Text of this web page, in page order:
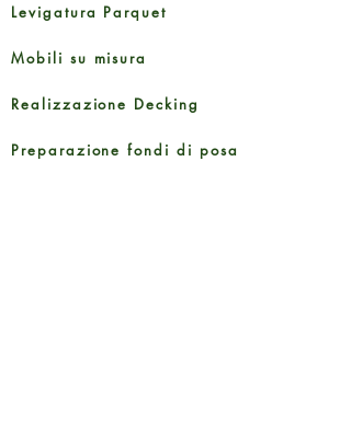
Levigatura Parquet
Mobili su misura
Realizzazione Decking
Preparazione fondi di posa